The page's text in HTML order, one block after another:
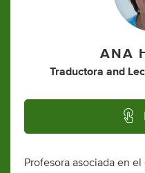
ANA
Traductora and
Profesora asociada en